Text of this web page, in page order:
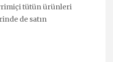
tütün ürünleri
de satın